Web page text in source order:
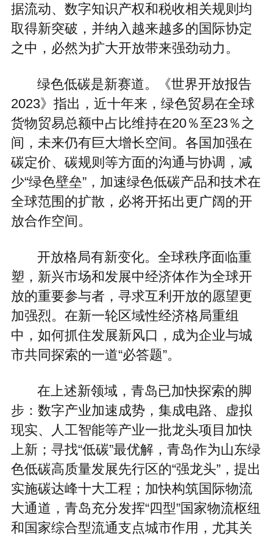
据流动、数字知识产权和税收相关规则均
取得新突破，并纳入越来越多的国际协定
之中，必然为扩大开放带来强劲动力。
绿色低碳是新赛道。《世界开放报告
2023》指出，近十年来，绿色贸易在全球
货物贸易总额中占比维持在20％至23％之
间，未来仍有巨大增长空间。各国加强在
碳定价、碳规则等方面的沟通与协调，减
少“绿色壁垒”，加速绿色低碳产品和技术在
全球范围的扩散，必将开拓出更广阔的开
放合作空间。
开放格局有新变化。全球秩序面临重
塑，新兴市场和发展中经济体作为全球开
放的重要参与者，寻求互利开放的愿望更
加强烈。在新一轮区域性经济格局重组
中，如何抓住发展新风口，成为企业与城
市共同探索的一道“必答题”。
在上述新领域，青岛已加快探索的脚
步：数字产业加速成势，集成电路、虚拟
现实、人工智能等产业一批龙头项目加快
上新；寻找“低碳”最优解，青岛作为山东绿
色低碳高质量发展先行区的“强龙头”，提出
实施碳达峰十大工程；加快构筑国际物流
大通道，青岛充分发挥“四型”国家物流枢纽
和国家综合型流通支点城市作用，尤其关